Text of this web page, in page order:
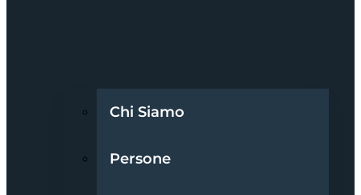
Chi Siamo
Persone